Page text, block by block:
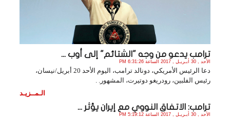
ترامب يدعو من وجه "الشتائم" إلى أوب ...
الأحد , 30 أبـريـل , 2017 الساعة 6:31:26 PM
دعا الرئيس الأمريكي، دونالد ترامب، اليوم الأحد 20 أبريل/نيسان،
رئيس الفلبين، رودريغو دوتيرت، المشهور. .
الـمــزيـد
ترامب: الاتفاق النووي مع إيران يؤثر ...
الأحد , 30 أبـريـل , 2017 الساعة 5:19:12 PM